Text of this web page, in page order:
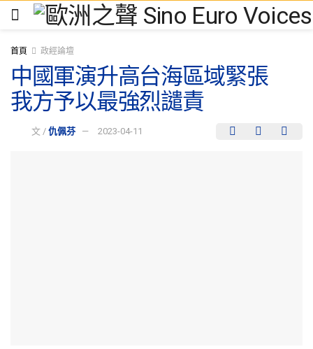
首頁 政經論壇
中國軍演升高台海區域緊張
我方予以最強烈譴責
文 / 仇佩芬 2023-04-11